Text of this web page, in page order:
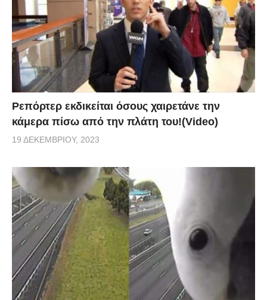
Ρεπόρτερ εκδικείται όσους χαιρετάνε την
κάμερα πίσω από την πλάτη του!(Video)
19 ΔΕΚΕΜΒΡΊΟΥ, 2023